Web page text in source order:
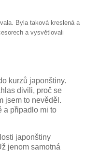
Byla taková kreslená a
a vysvětlovali
kurzů japonštiny.
divili, proč se
jsem to nevěděl.
a připadlo mi to
japonštiny
jenom samotná